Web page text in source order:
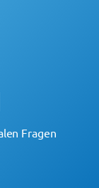
Fragen